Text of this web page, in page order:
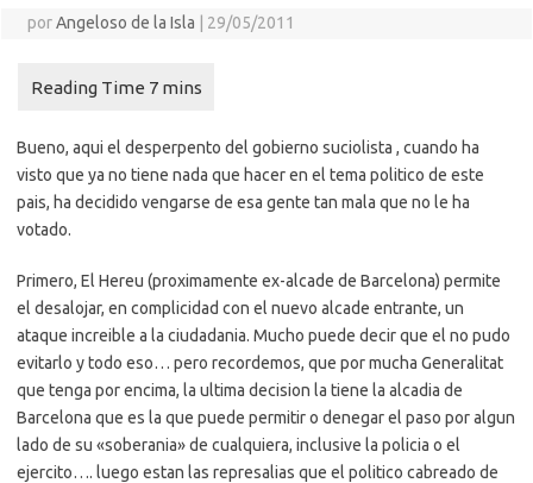
porAngeloso de la Isla 29/05/2011
Bueno, aqui el desperpento del gobierno suciolista , cuando ha
visto que ya no tiene nada que hacer en el tema politico de este
pais, ha decidido vengarse de esa gente tan mala que no le ha
votado.
Primero, El Hereu (proximamente ex-alcade de Barcelona) permite
el desalojar, en complicidad con el nuevo alcade entrante, un
ataque increible a la ciudadania. Mucho puede decir que el no pudo
evitarlo y todo eso… pero recordemos, que por mucha Generalitat
que tenga por encima, la ultima decision la tiene la alcadia de
Barcelona que es la que puede permitir o denegar el paso por algun
lado de su «soberania» de cualquiera, inclusive la policia o el
ejercito…. luego estan las represalias que el politico cabreado de